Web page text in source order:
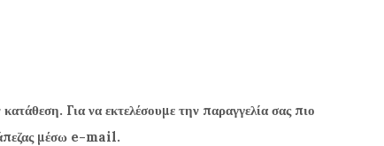
Για να εκτελέσουμε την παραγγελία σας πιο
μέσω e-mail.